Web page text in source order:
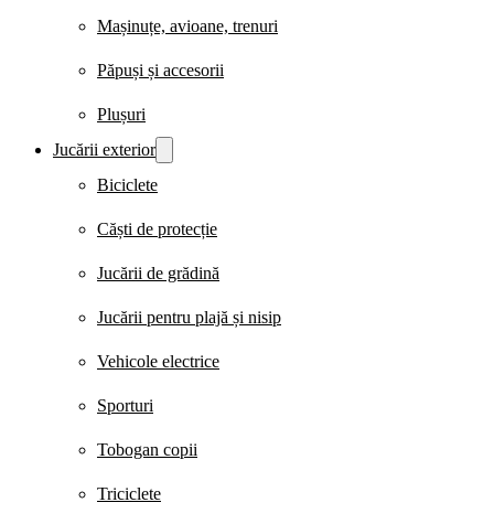
Mașinuțe, avioane, trenuri
Păpuși și accesorii
Plușuri
Jucării exterior
Biciclete
Căști de protecție
Jucării de grădină
Jucării pentru plajă și nisip
Vehicole electrice
Sporturi
Tobogan copii
Triciclete